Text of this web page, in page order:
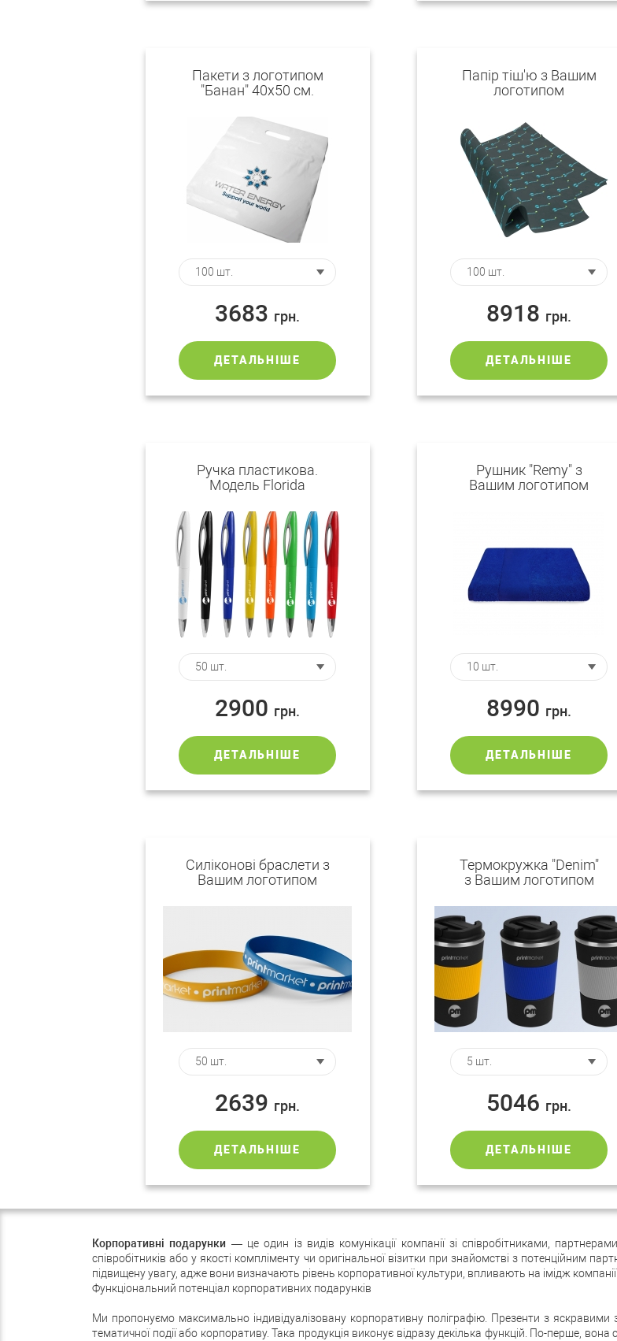
Пакети з логотипом
"Банан" 40х50 см.
3683 грн.
ДЕТАЛЬНІШЕ
Папір тіш'ю з Вашим
логотипом
8918 грн.
ДЕТАЛЬНІШЕ
Ручка пластикова.
Модель Florida
2900 грн.
ДЕТАЛЬНІШЕ
Рушник "Remy" з
Вашим логотипом
8990 грн.
ДЕТАЛЬНІШЕ
Силіконові браслети з
Вашим логотипом
2639 грн.
ДЕТАЛЬНІШЕ
Термокружка "Denim"
з Вашим логотипом
5046 грн.
ДЕТАЛЬНІШЕ
Корпоративні подарунки — це один із видів комунікації компанії зі співробітниками,
співробітників або у якості компліменту чи оригінальної візитки при знайомстві з потенційним
підвищену увагу, адже вони визначають рівень корпоративної культури, впливають на імідж компанії.
Функціональний потенціал корпоративних подарунків
Ми пропонуємо максимально індивідуалізовану корпоративну поліграфію. Презенти з
тематичної події або корпоративу. Така продукція виконує відразу декілька функцій. По-перше,